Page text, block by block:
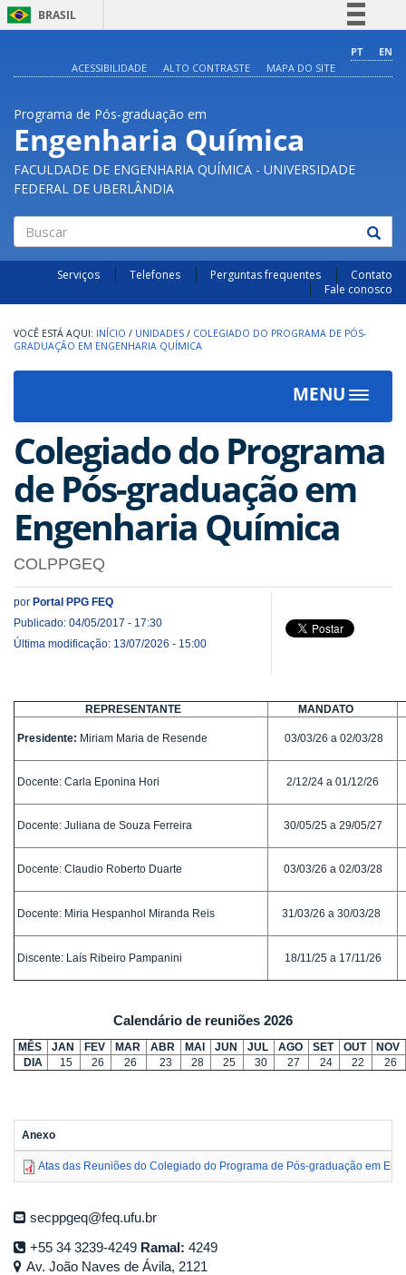
BRASIL
Comunica BR
Acesso à informação
Legislação
PT
EN
ACESSIBILIDADE
ALTO CONTRASTE MAPA DO SITE
Programa de Pós-graduação em
Engenharia Química
FACULDADE DE ENGENHARIA QUÍMICA - UNIVERSIDADE
FEDERAL DE UBERLÂNDIA
Buscar
Serviços Telefones Perguntas frequentes
Contato
Fale conosco
INÍCIO / UNIDADES / COLEGIADO DO PROGRAMA DE PÓS-
GRADUAÇÃO EM ENGENHARIA QUÍMICA
MENU
Toggle
Colegiado do Programa
de Pós-graduação em
Engenharia Química
COLPPGEQ
por Portal PPG FEQ
Publicado: 04/05/2017 - 17:30
Última modificação: 13/07/2026 - 15:00
REPRESENTANTE MANDATO
Presidente: Miriam Maria de Resende 03/03/26 a 02/03/28
Docente: Carla Eponina Hori 2/12/24 a 01/12/26
Docente: Juliana de Souza Ferreira 30/05/25 a 29/05/27
Docente: Claudio Roberto Duarte 03/03/26 a 02/03/28
Docente: Miria Hespanhol Miranda Reis 31/03/26 a 30/03/28
Discente: Laís Ribeiro Pampanini 18/11/25 a 17/11/26
Calendário de reuniões 2026
MÊS JAN FEV MAR ABR MAI JUN JUL AGO SET OUT
NOV
DIA
15 26 26 23 28 25 30 27 24 22 26
Anexo
Atas das Reuniões do Colegiado do Programa de Pós-graduação em
secppgeq@feq.ufu.br
+55 34 3239-4249 Ramal: 4249
Av. João Naves de Ávila, 2121